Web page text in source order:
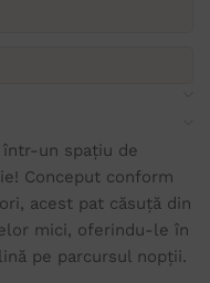
un spațiu de
Conceput conform
acest pat căsuță din
mici, oferindu-le în
pe parcursul nopții.